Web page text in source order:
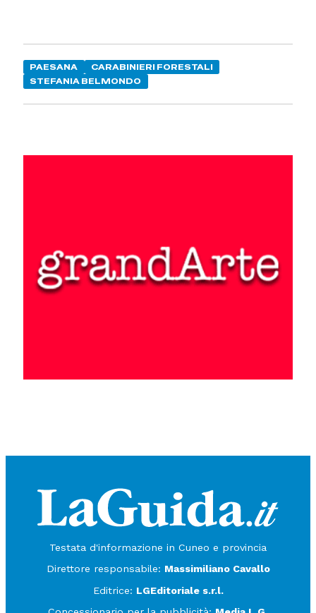
PAESANA
CARABINIERI FORESTALI
STEFANIA BELMONDO
Testata d'informazione in Cuneo e provincia
Direttore responsabile: Massimiliano Cavallo
Editrice: LGEditoriale s.r.l.